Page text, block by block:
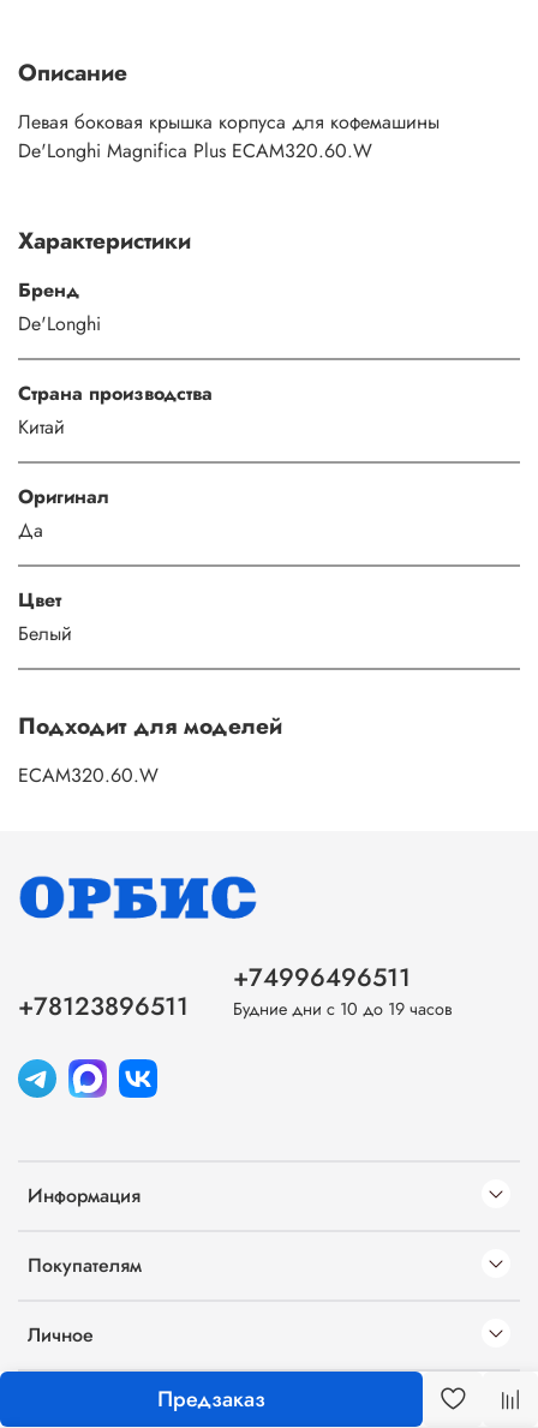
Предзаказ
Описание
Левая боковая крышка корпуса для кофемашины
De'Longhi Magnifica Plus ECAM320.60.W
Характеристики
Бренд
De'Longhi
Страна производства
Китай
Оригинал
Да
Цвет
Белый
Подходит для моделей
ECAM320.60.W
Информация
Покупателям
Личное
+78123896511
+74996496511
Будние дни с 10 до 19 часов